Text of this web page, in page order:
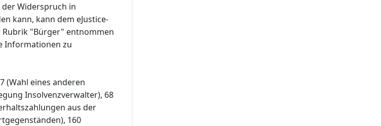
Widerspruch in
kann, kann dem eJustice-
Rubrik "Bürger" entnommen
Informationen zu
(Wahl eines anderen
Insolvenzverwalter), 68
aus der
160